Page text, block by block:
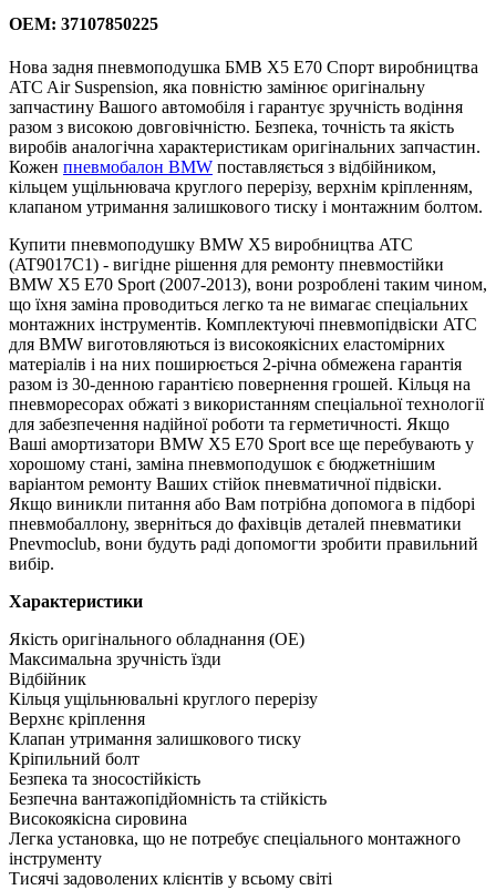
OEM: 37107850225
Нова задня пневмоподушка БМВ X5 E70 Спорт виробництва
ATC Air Suspension, яка повністю замінює оригінальну
запчастину Вашого автомобіля і гарантує зручність водіння
разом з високою довговічністю. Безпека, точність та якість
виробів аналогічна характеристикам оригінальних запчастин.
Кожен пневмобалон BMW поставляється з відбійником,
кільцем ущільнювача круглого перерізу, верхнім кріпленням,
клапаном утримання залишкового тиску і монтажним болтом.
Купити пневмоподушку BMW X5 виробництва ATC
(AT9017C1) - вигідне рішення для ремонту пневмостійки
BMW X5 E70 Sport (2007-2013), вони розроблені таким чином,
що їхня заміна проводиться легко та не вимагає спеціальних
монтажних інструментів. Комплектуючі пневмопідвіски ATC
для BMW виготовляються із високоякісних еластомірних
матеріалів і на них поширюється 2-річна обмежена гарантія
разом із 30-денною гарантією повернення грошей. Кільця на
пневморесорах обжаті з використанням спеціальної технології
для забезпечення надійної роботи та герметичності. Якщо
Ваші амортизатори BMW X5 E70 Sport все ще перебувають у
хорошому стані, заміна пневмоподушок є бюджетнішим
варіантом ремонту Ваших стійок пневматичної підвіски.
Якщо виникли питання або Вам потрібна допомога в підборі
пневмобаллону, зверніться до фахівців деталей пневматики
Pnevmoclub, вони будуть раді допомогти зробити правильний
вибір.
Характеристики
Якість оригінального обладнання (OE)
Максимальна зручність їзди
Відбійник
Кільця ущільнювальні круглого перерізу
Верхнє кріплення
Клапан утримання залишкового тиску
Кріпильний болт
Безпека та зносостійкість
Безпечна вантажопідйомність та стійкість
Високоякісна сировина
Легка установка, що не потребує спеціального монтажного
інструменту
Тисячі задоволених клієнтів у всьому світі